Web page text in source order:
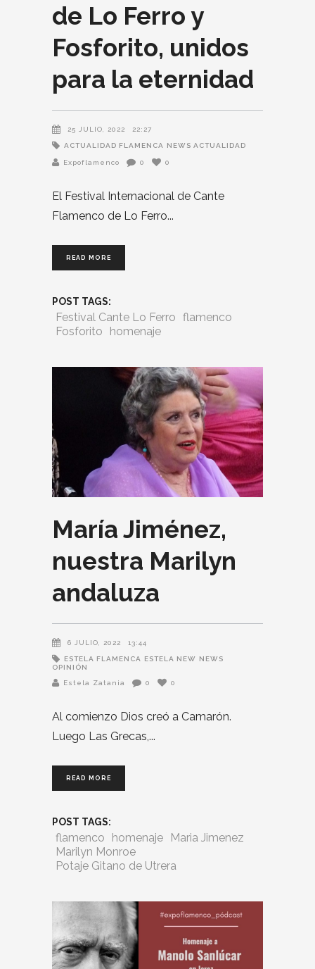
de Lo Ferro y
Fosforito, unidos
para la eternidad
25 JULIO, 2022 22:27
ACTUALIDAD FLAMENCA NEWS ACTUALIDAD
Expoflamenco 0 0
El Festival Internacional de Cante
Flamenco de Lo Ferro
READ MORE
POST TAGS:
Festival Cante Lo Ferro flamenco
Fosforito
homenaje
María Jiménez,
nuestra Marilyn
andaluza
6 JULIO, 2022 13:44
ESTELA FLAMENCA ESTELA NEW NEWS
OPINIÓN
Estela Zatania
0 0
Al comienzo Dios creó a Camarón.
Luego Las Grecas,
READ MORE
POST TAGS:
flamenco homenaje
Maria Jimenez
Marilyn Monroe
Potaje Gitano de Utrera